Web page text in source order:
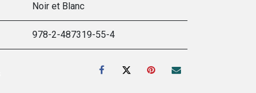
Noir et Blanc
978-2-487319-55-4